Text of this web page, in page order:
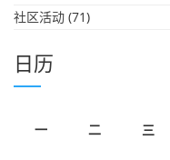
社区活动 (71)
日历
一
二 三